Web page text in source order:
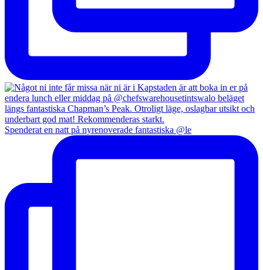
Spenderat en natt på nyrenoverade fantastiska @le